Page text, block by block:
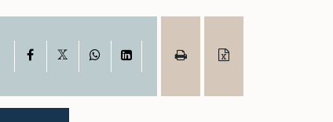
Facebook WhatsAppLinkedIn